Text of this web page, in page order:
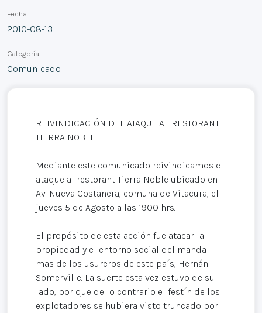
Fecha
2010-08-13
Categoría
Comunicado
REIVINDICACIÓN DEL ATAQUE AL RESTORANT
TIERRA NOBLE
Mediante este comunicado reivindicamos el
ataque al restorant Tierra Noble ubicado en
Av. Nueva Costanera, comuna de Vitacura, el
jueves 5 de Agosto a las 1900 hrs.
El propósito de esta acción fue atacar la
propiedad y el entorno social del manda
mas de los usureros de este país, Hernán
Somerville. La suerte esta vez estuvo de su
lado, por que de lo contrario el festín de los
explotadores se hubiera visto truncado por